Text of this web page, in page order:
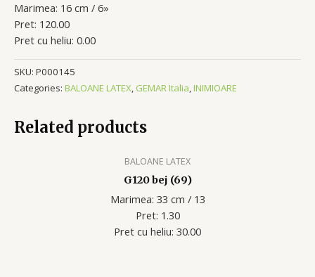
Marimea: 16 cm / 6»
Pret: 120.00
Pret cu heliu: 0.00
SKU: P000145
Categories: BALOANE LATEX, GEMAR Italia,INIMIOARE
Related products
BALOANE LATEX
G120 bej (69)
Marimea: 33 cm / 13
Pret: 1.30
Pret cu heliu: 30.00